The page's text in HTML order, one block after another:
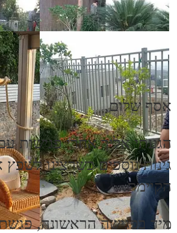
אסף שלום,
הגעתי אליך אחרי פגישות
גינות נוספים כשרצינו לשפץ
הקיימת.
מיד בפגישה הראשונה,